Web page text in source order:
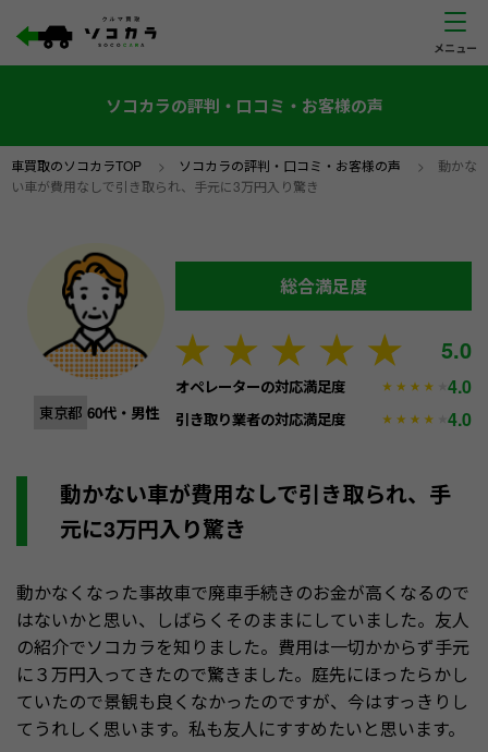
ソコカラの評判・口コミ・お客様の声
車買取のソコカラTOP > ソコカラの評判・口コミ・お客様の声 > 動かな
い車が費用なしで引き取られ、手元に3万円入り驚き
東京都 60代・男性
総合満足度
5.0
オペレーターの対応満足度 4.0
引き取り業者の対応満足度 4.0
動かない車が費用なしで引き取られ、手
元に3万円入り驚き
動かなくなった事故車で廃車手続きのお金が高くなるので
はないかと思い、しばらくそのままにしていました。友人
の紹介でソコカラを知りました。費用は一切かからず手元
に３万円入ってきたので驚きました。庭先にほったらかし
ていたので景観も良くなかったのですが、今はすっきりし
てうれしく思います。私も友人にすすめたいと思います。